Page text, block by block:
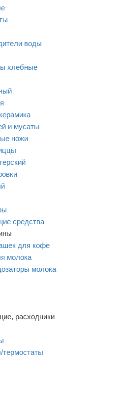
воды
хлебные
и мусаты
ножи
средства
для кофе
молока
молока
расходники
термостаты